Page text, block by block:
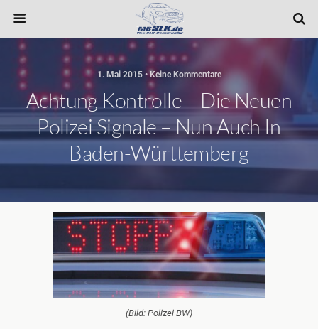
1. Mai 2015 • Keine Kommentare
Achtung Kontrolle – Die Neuen
Polizei Signale – Nun Auch In
Baden-Württemberg
(Bild: Polizei BW)